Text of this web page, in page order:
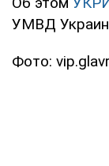
УМВД
Фото: